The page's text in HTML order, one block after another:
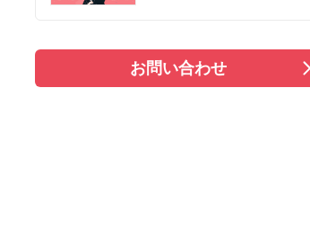
お問い合わせ